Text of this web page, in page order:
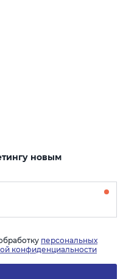
новым
персональных
конфиденциальности